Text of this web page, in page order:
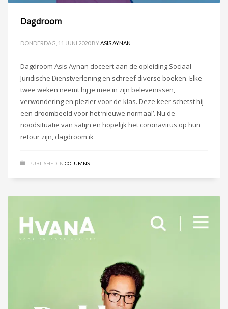
Dagdroom
DONDERDAG, 11 JUNI 2020 BYASIS AYNAN
Dagdroom Asis Aynan doceert aan de opleiding Sociaal
Juridische Dienstverlening en schreef diverse boeken. Elke
twee weken neemt hij je mee in zijn belevenissen,
verwondering en plezier voor de klas. Deze keer schetst hij
een droombeeld voor het ‘nieuwe normaal’. Nu de
noodsituatie van satijn en hopelijk het coronavirus op hun
retour zijn, dagdroom ik
PUBLISHED IN COLUMNS